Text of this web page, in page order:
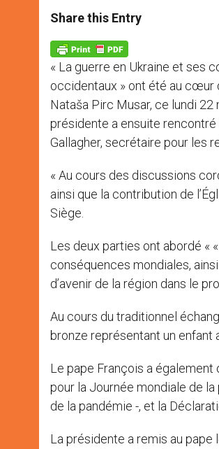
t
s
p
p
s
e
g
e
r
e
b
k
Share this Entry
« La guerre en Ukraine et ses
occidentaux » ont été au cœur
Nataša Pirc Musar, ce lundi
présidente a ensuite rencontré
Gallagher, secrétaire pour les
« Au cours des discussions
ainsi que la contribution de
Siège.
Les deux parties ont abordé «
conséquences mondiales,
d’avenir de la région dans le
Au cours du traditionnel
bronze représentant un enfant
Le pape François a
pour la Journée mondiale de
de la pandémie -, et la
La présidente a remis au